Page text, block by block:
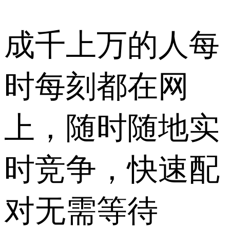
成千上万的人每
时每刻都在网
上，随时随地实
时竞争，快速配
对无需等待